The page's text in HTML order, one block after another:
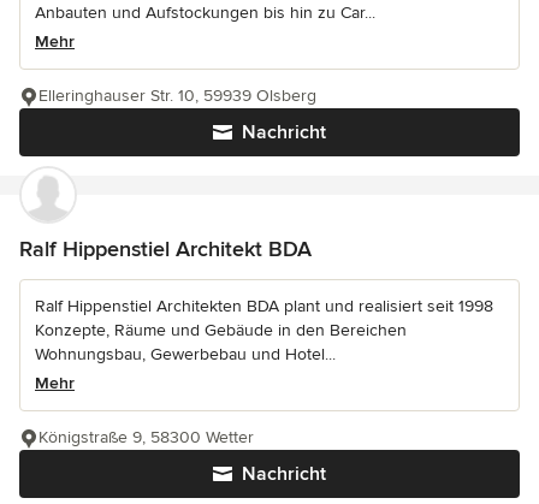
Anbauten und Aufstockungen bis hin zu Car...
Mehr
Nachricht
Elleringhauser Str. 10, 59939 Olsberg
Ralf Hippenstiel Architekt BDA
Ralf Hippenstiel Architekten BDA plant und realisiert seit 1998
Konzepte, Räume und Gebäude in den Bereichen
Wohnungsbau, Gewerbebau und Hotel...
Mehr
Nachricht
Königstraße 9, 58300 Wetter